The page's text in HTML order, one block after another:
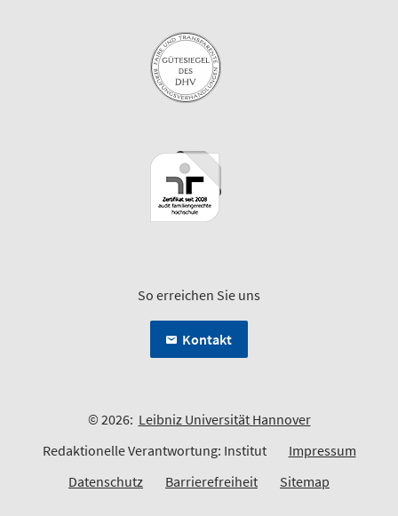
So erreichen Sie uns
Kontakt
© 2026: Leibniz Universität Hannover
Redaktionelle Verantwortung: Institut
Impressum
Datenschutz
Barrierefreiheit Sitemap